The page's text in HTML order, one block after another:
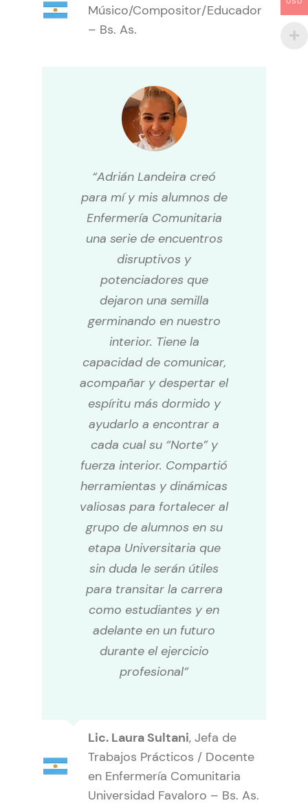
Músico/Compositor/Educador
– Bs. As.
“Adrián Landeira creó
para mí y mis alumnos de
Enfermería Comunitaria
una serie de encuentros
disruptivos y
potenciadores que
dejaron una semilla
germinando en nuestro
interior. Tiene la
capacidad de comunicar,
acompañar y despertar el
espíritu más dormido y
ayudarlo a encontrar a
cada cual su “Norte” y
fuerza interior. Compartió
herramientas y dinámicas
valiosas para fortalecer al
grupo de alumnos en su
etapa Universitaria que
sin duda le serán útiles
para transitar la carrera
como estudiantes y en
adelante en un futuro
durante el ejercicio
profesional”
Lic. Laura Sultani, Jefa de
Trabajos Prácticos / Docente
en Enfermería Comunitaria
Universidad Favaloro – Bs. As.